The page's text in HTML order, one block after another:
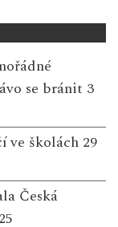
se bránit 3
ve školách 29
Česká